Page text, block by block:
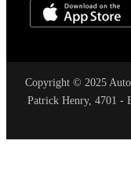
Copyright © 2025
Patrick Henry, 4701 -